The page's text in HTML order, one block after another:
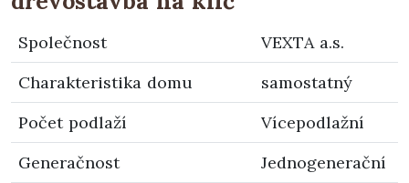
Společnost
VEXTA a.s.
Charakteristika domu
samostatný
Počet podlaží
Vícepodlažní
Generačnost
Jednogenerační